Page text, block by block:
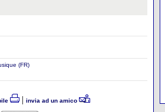
(FR)
| invia ad un amico